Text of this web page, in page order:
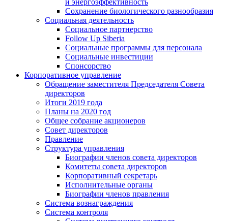
и энергоэффективность
Сохранение биологического разнообразия
Социальная деятельность
Социальное партнерство
Follow Up Siberia
Социальные программы для персонала
Социальные инвестиции
Спонсорство
Корпоративное управление
Обращение заместителя Председателя Совета
директоров
Итоги 2019 года
Планы на 2020 год
Общее собрание акционеров
Совет директоров
Правление
Структура управления
Биографии членов совета директоров
Комитеты совета директоров
Корпоративный секретарь
Исполнительные органы
Биографии членов правления
Система вознаграждения
Система контроля